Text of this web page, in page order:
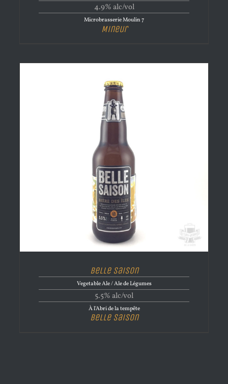
4.9% alc/vol
Microbrasserie Moulin 7
Mineur
Belle Saison
Vegetable Ale / Ale de Légumes
5.5% alc/vol
À l'Abri de la tempête
Belle Saison